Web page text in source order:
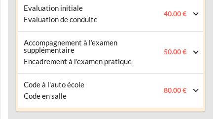
Evaluation initiale
Evaluation de conduite
40.00 €
Accompagnement à l’examen
supplémentaire
Encadrement à l'examen pratique
50.00 €
Code à l'auto école
Code en salle
80.00 €